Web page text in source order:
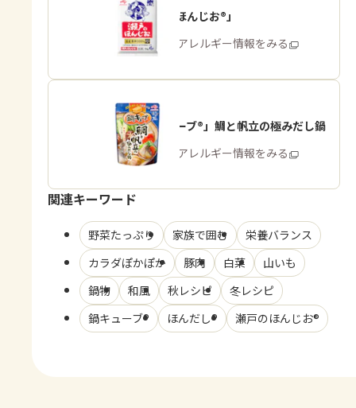
「瀬戸のほんじお®」
商品・アレルギー情報をみる
「鍋キューブ®」鯛と帆立の極みだし鍋
商品・アレルギー情報をみる
関連キーワード
野菜たっぷり 家族で囲む
栄養バランス
カラダぽかぽか
豚肉 白菜
山いも
鍋物
和風 秋レシピ
冬レシピ
鍋キューブ®
ほんだし® 瀬戸のほんじお®